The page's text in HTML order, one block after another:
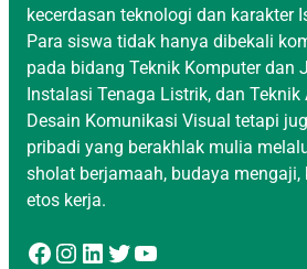
kecerdasan teknologi dan karakter
Para siswa tidak hanya dibekali
pada bidang Teknik Komputer dan
Instalasi Tenaga Listrik, dan Teknik
Desain Komunikasi Visual tetapi
pribadi yang berakhlak mulia
sholat berjamaah, budaya mengaji,
etos kerja.
Facebook Instagram LinkedIn Twitter YouTube